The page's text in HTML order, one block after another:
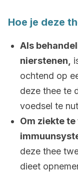
Hoe je deze
Als
nierstenen,
ochtend op
deze thee te
voedsel te
Om ziekte
deze thee
dieet